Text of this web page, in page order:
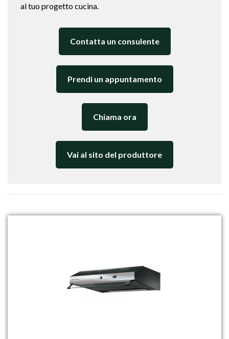
al tuo progetto cucina.
Contatta un consulente
Prendi un appuntamento
Chiama ora
Vai al sito del produttore